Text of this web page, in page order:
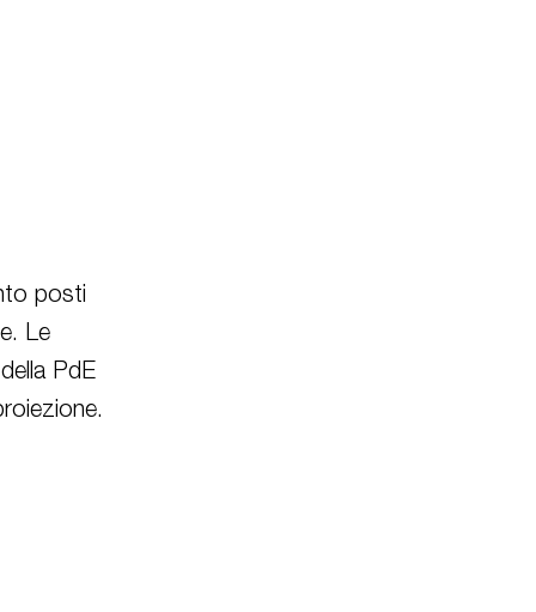
posti
Le
PdE